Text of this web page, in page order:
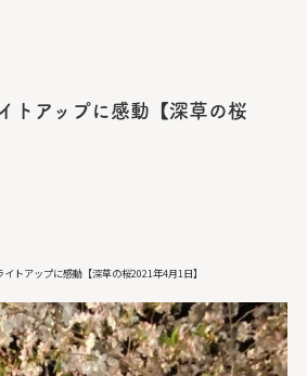
トアップに感動【深草の桜
トアップに感動【深草の桜2021年4月1日】